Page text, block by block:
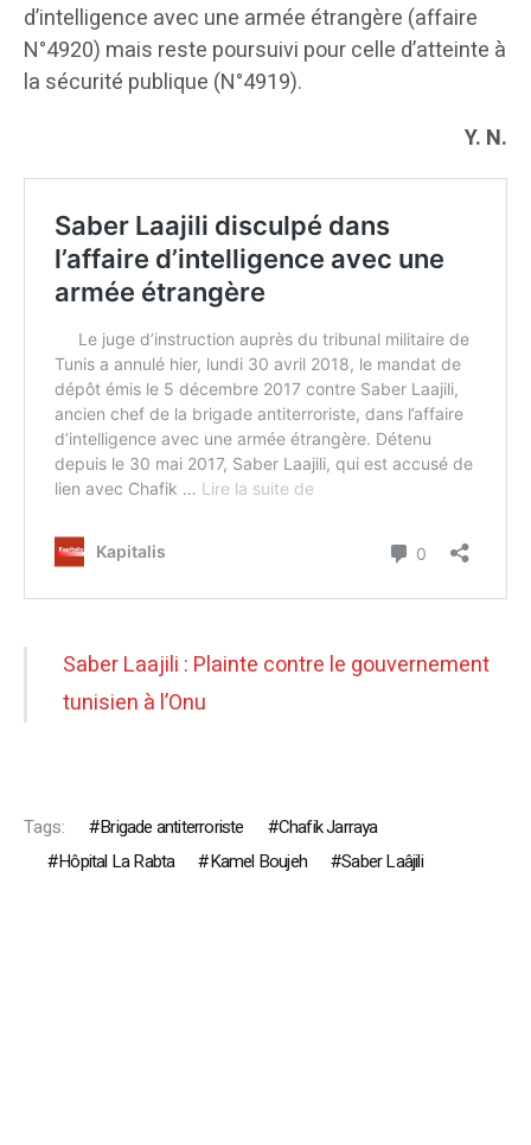
d’intelligence avec une armée étrangère (affaire
N°4920) mais reste poursuivi pour celle d’atteinte à
la sécurité publique (N°4919).
Y. N.
Saber Laajili : Plainte contre le gouvernement
tunisien à l’Onu
Tags: Brigade antiterroriste
Chafik Jarraya
Hôpital La Rabta
Kamel Boujeh Saber Laâjili